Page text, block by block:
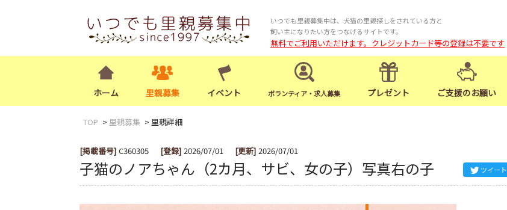
いつでも里親募集中は、犬猫の里親探しをされている方と
飼い主になりたい方をつなげるサイトです。
無料でご利用いただけます。クレジットカード等の登録は不要です
ホーム 里親募集 イベント ボランティア・求人募集 プレゼント ご支援のお願い
TOP 里親募集 里親詳細
[掲載番号] C360305 [登録] 2026/07/01 [更新] 2026/07/01
子猫のノアちゃん（2カ月、サビ、女の子）写真右の子 ツイート